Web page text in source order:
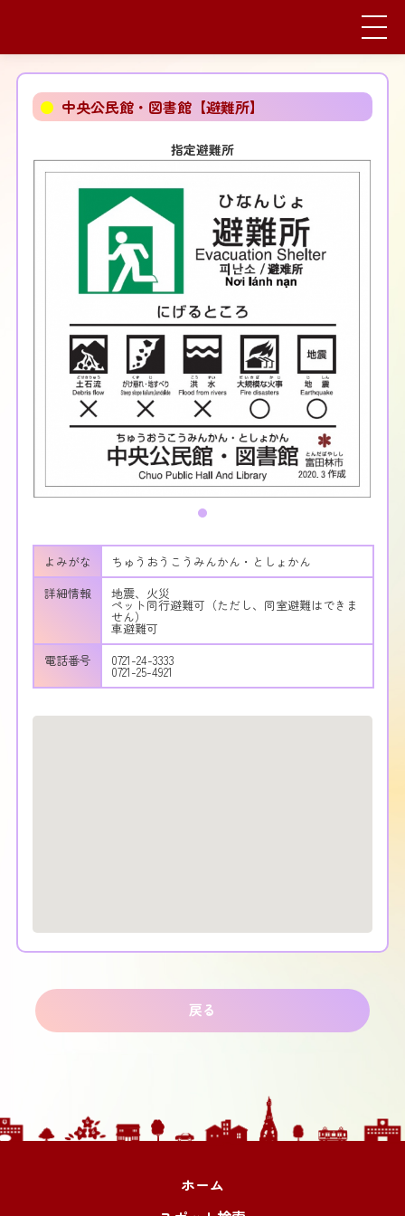
● 中央公民館・図書館【避難所】
指定避難所
よみがな
ちゅうおうこうみんかん・としょかん
詳細情報
地震、火災
ペット同行避難可（ただし、同室避難はできま
せん）
車避難可
電話番号
0721-24-3333
0721-25-4921
戻る
ホーム